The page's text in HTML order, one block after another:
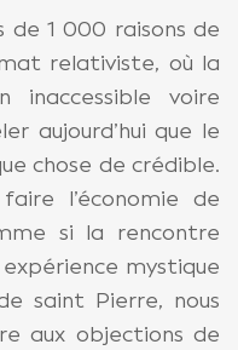
de 1 000 raisons de
relativiste, où la
inaccessible voire
aujourd’hui que le
chose de crédible.
l’économie de
si la rencontre
mystique
saint Pierre, nous
aux objections de